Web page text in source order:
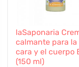
laSaponaria
calmante para la
cara y el cuerpo
(150 ml)